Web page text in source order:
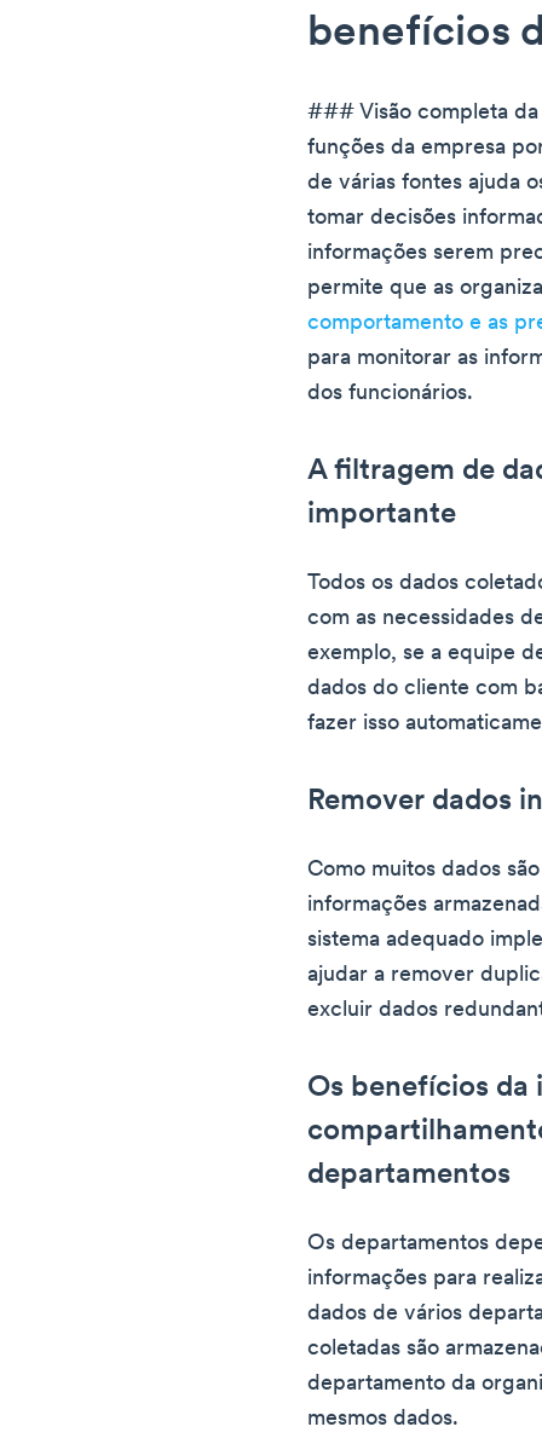
benefícios
### Visão completa da
funções da empresa
de várias fontes ajuda
tomar decisões
informações serem
permite que as
comportamento e as
para monitorar as
dos funcionários.
A filtragem de
importante
Todos os dados
com as necessidades
exemplo, se a equipe
dados do cliente com
fazer isso
Remover dados
Como muitos dados
informações
sistema adequado
ajudar a remover
excluir dados
Os benefícios
departamentos
Os departamentos
informações para
dados de vários
coletadas são
departamento da
mesmos dados.